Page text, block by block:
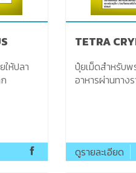
ห้ปลา
TETRA
ปุ๋ยเม็ดสำหรับพ
อาหารผ่านทาง
ดูรายละเอียด